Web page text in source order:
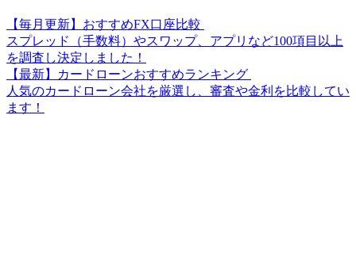
【毎月更新】おすすめFX口座比較
スプレッド（手数料）やスワップ、アプリなど100項目以上
を調査し決定しました！
【最新】カードローンおすすめランキング
人気のカードローン会社を厳選し、審査や金利を比較してい
ます！